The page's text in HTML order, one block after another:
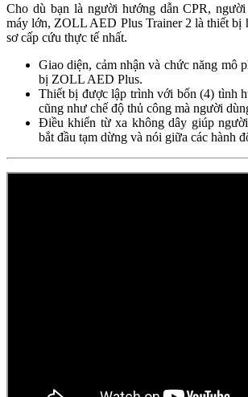
Cho dù bạn là người hướng dẫn CPR,
máy lớn, ZOLL AED Plus Trainer 2 là thiết bị
sơ cấp cứu thực tế nhất.
Giao diện, cảm nhận và chức năng mô
bị ZOLL AED Plus.
Thiết bị được lập trình với bốn (4) tình
cũng như chế độ thủ công mà người
Điều khiển từ xa không dây giúp
bắt đầu tạm dừng và nói giữa các hành